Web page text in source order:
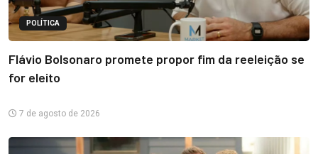
POLÍTICA
Flávio Bolsonaro promete propor fim da reeleição se
for eleito
7 de agosto de 2026